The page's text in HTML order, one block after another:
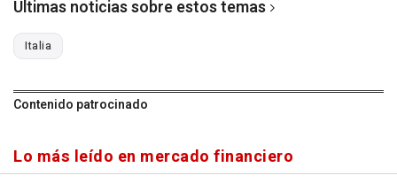
Últimas noticias sobre estos temas
Italia
Contenido patrocinado
Lo más leído en mercado financiero